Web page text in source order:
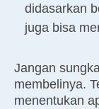
didasarkan
juga bisa
Jangan
membelinya.
menentukan